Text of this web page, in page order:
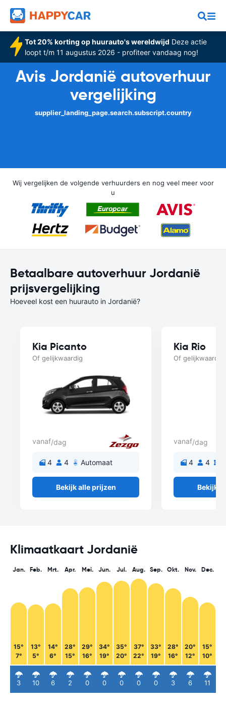
Tot 20% korting op huurauto's wereldwijd Deze actie
loopt t/m 11 augustus 2026 - profiteer vandaag nog!
Avis Jordanië autoverhuur
vergelijking
supplier_landing_page.search.subscript.country
Wij vergelijken de volgende verhuurders en nog veel meer voor
u
Betaalbare autoverhuur Jordanië
prijsvergelijking
Hoeveel kost een huurauto in Jordanië?
Kia Picanto
Of gelijkwaardig
vanaf/dag
4 4 Automaat
Bekijk alle prijzen
Kia Rio
Of gelijkwaardig
vanaf/dag
4 4
Bekijk
Klimaatkaart Jordanië
Jan.
15°
7°
3
Feb.
13°
5°
10
Mrt.
14°
6°
6
Apr.
28°
15°
2
Mei.
29°
16°
0
Jun.
34°
19°
0
Jul.
35°
20°
0
Aug.
37°
22°
0
Sep.
33°
19°
0
Okt.
28°
16°
3
Nov.
20°
12°
6
Dec.
15°
10°
11